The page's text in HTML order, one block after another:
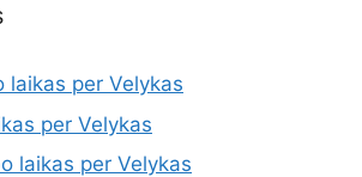
laikas per Velykas
per Velykas
laikas per Velykas